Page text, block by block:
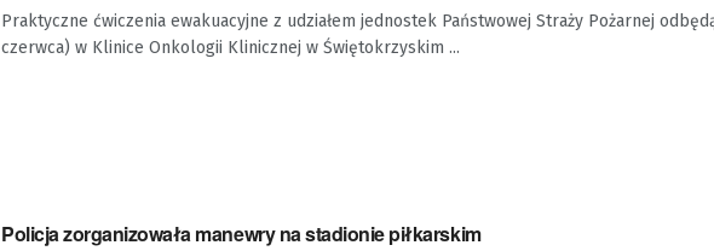
Praktyczne ćwiczenia ewakuacyjne z udziałem jednostek Państwowej Straży Pożarnej
czerwca) w Klinice Onkologii Klinicznej w Świętokrzyskim ...
Policja zorganizowała manewry na stadionie piłkarskim